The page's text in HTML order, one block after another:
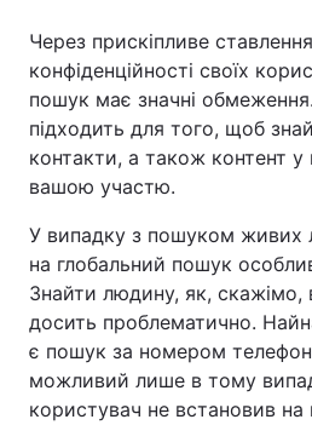
Через прискіпливе ставлення
конфіденційності своїх
пошук має значні
підходить для того, щоб
контакти, а також контент у
вашою участю.
У випадку з пошуком живих
на глобальний пошук
Знайти людину, як,
досить проблематично.
є пошук за номером
можливий лише в тому
користувач не встановив на